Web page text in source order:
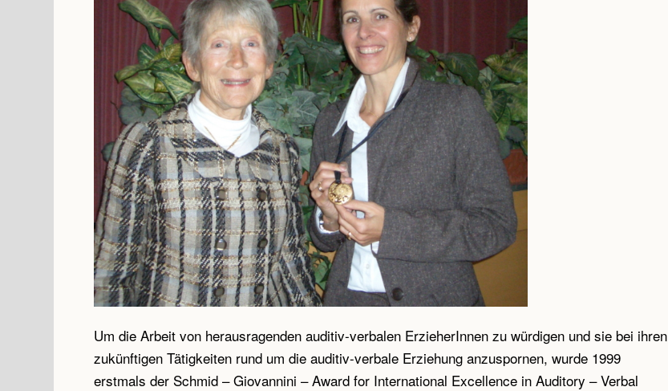
Um die Arbeit von herausragenden auditiv-verbalen ErzieherInnen zu würdigen und sie bei ihren
zukünftigen Tätigkeiten rund um die auditiv-verbale Erziehung anzuspornen, wurde 1999
erstmals der Schmid – Giovannini – Award for International Excellence in Auditory – Verbal